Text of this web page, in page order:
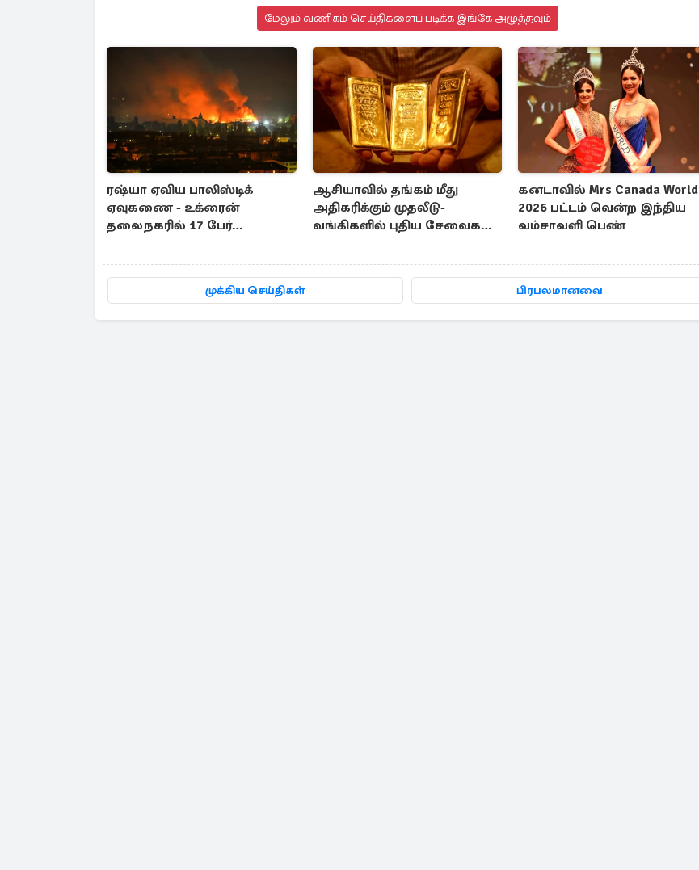
மேலும் வணிகம் செய்திகளைப் படிக்க இங்கே அழுத்தவும்
ரஷ்யா ஏவிய பாலிஸ்டிக்
ஏவுகணை - உக்ரைன்
தலைநகரில் 17 பேர்
ஆசியாவில் தங்கம் மீது
அதிகரிக்கும் முதலீடு-
வங்கிகளில் புதிய சேவைகள்
கனடாவில் Mrs Canada World
2026 பட்டம் வென்ற இந்திய
வம்சாவளி பெண்
முக்கிய செய்திகள் பிரபலமானவை